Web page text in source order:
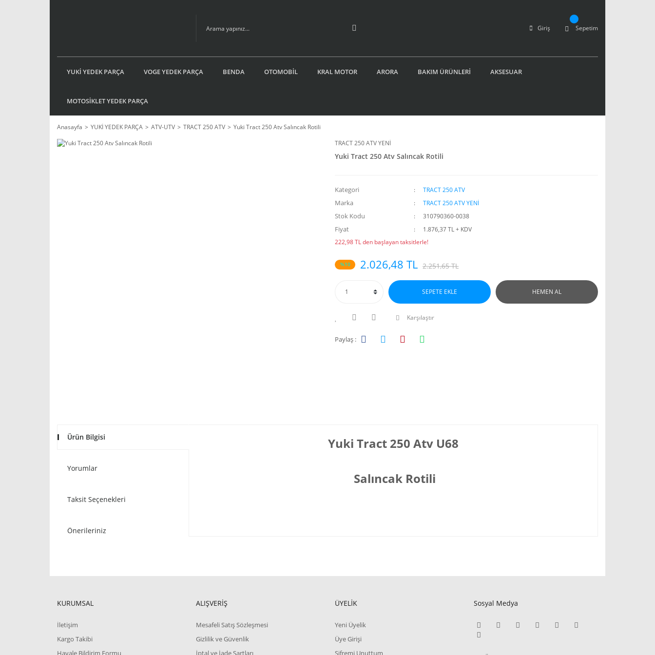
Giriş Sepetim
YUKİ YEDEK PARÇA VOGE YEDEK PARÇA BENDA OTOMOBİL KRAL MOTOR ARORA BAKIM ÜRÜNLERİ AKSESUAR
MOTOSİKLET YEDEK PARÇA
Anasayfa YUKİ YEDEK PARÇA ATV-UTV TRACT 250 ATV
Yuki Tract 250 Atv Salıncak Rotili
TRACT 250 ATV YENİ
Yuki Tract 250 Atv Salıncak Rotili
Kategori TRACT 250 ATV
Marka TRACT 250 ATV YENİ
Stok Kodu 310790360-0038
Fiyat
1.876,37 TL + KDV
222,98 TL den başlayan taksitlerle!
%10 2.026,48 TL 2.251,65 TL
SEPETE EKLE HEMEN AL
Karşılaştır
Paylaş :
Ürün Bilgisi
Yorumlar
Taksit Seçenekleri
Önerileriniz
Yuki Tract 250 Atv U68
Salıncak Rotili
KURUMSAL
İletişim
Kargo Takibi
Havale Bildirim Formu
ALIŞVERİŞ
Mesafeli Satış Sözleşmesi
Gizlilik ve Güvenlik
İptal ve İade Şartları
ÜYELİK
Yeni Üyelik
Üye Girişi
Şifremi Unuttum
Sosyal Medya